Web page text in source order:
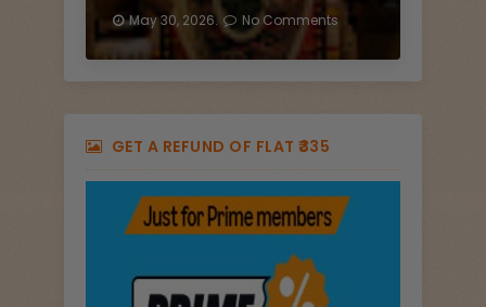
May 30, 2026. No Comments
GET A REFUND OF FLAT ₹335